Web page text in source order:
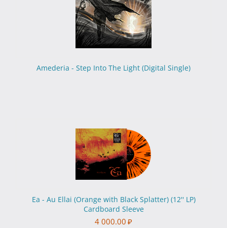
Amederia - Step Into The Light (Digital Single)
Ea - Au Ellai (Orange with Black Splatter) (12'' LP)
Cardboard Sleeve
4 000.00 ₽